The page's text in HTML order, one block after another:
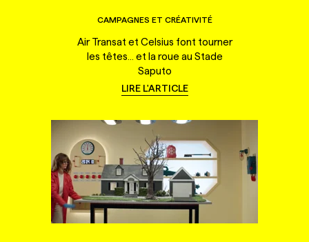
CAMPAGNES ET CRÉATIVITÉ
Air Transat et Celsius font tourner
les têtes... et la roue au Stade
Saputo
LIRE L'ARTICLE